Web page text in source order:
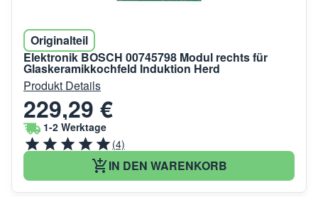
Originalteil
Elektronik BOSCH 00745798 Modul rechts für
Glaskeramikkochfeld Induktion Herd
Produkt Details
229,29 €
1-2 Werktage
(4)
IN DEN WARENKORB